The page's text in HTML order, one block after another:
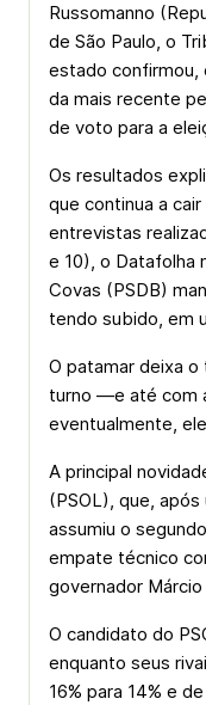
Russomanno
de São Paulo, o
estado confirmou,
da mais recente
de voto para a
Os resultados
que continua a
entrevistas
e 10), o Datafolha
Covas (PSDB)
tendo subido, em
O patamar deixa
turno —e até com
eventualmente,
A principal
(PSOL), que,
assumiu o
empate técnico
governador Márcio
O candidato do
enquanto seus
16% para 14% e